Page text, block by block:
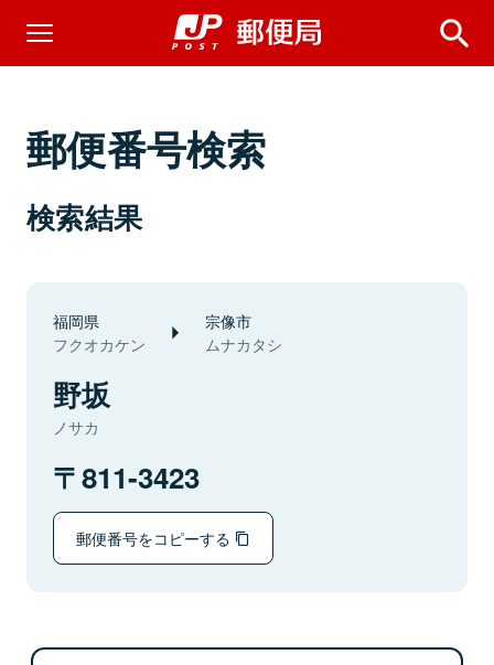
郵便番号検索
検索結果
福岡県
フクオカケン
宗像市
ムナカタシ
野坂
ノサカ
811-3423
郵便番号をコピーする